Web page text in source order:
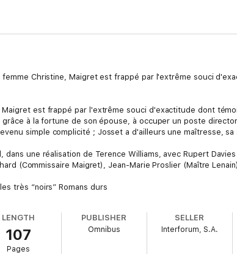
Christine, Maigret est frappé par l'extrême souci
est frappé par l'extrême souci d'exactitude dont
à la fortune de son épouse, à occuper un poste
simple complicité ; Josset a d'ailleurs une maîtresse,
une réalisation de Terence Williams, avec Rupert Davies
(Commissaire Maigret), Jean-Marie Proslier (Maître
très “noirs” Romans durs
LENGTH
107
Pages
PUBLISHER
Omnibus
SELLER
Interforum, S.A.